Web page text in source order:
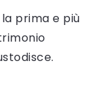
prima e più